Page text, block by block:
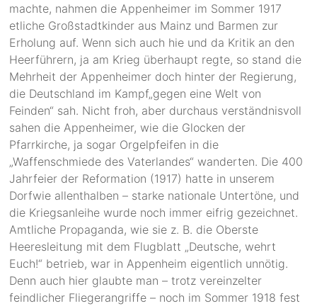
machte, nahmen die Appenheimer im Sommer 1917
etliche Großstadtkinder aus Mainz und Barmen zur
Erholung auf. Wenn sich auch hie und da Kritik an den
Heerführern, ja am Krieg überhaupt regte, so stand die
Mehrheit der Appenheimer doch hinter der Regierung,
die Deutschland im Kampf„gegen eine Welt von
Feinden“ sah. Nicht froh, aber durchaus verständnisvoll
sahen die Appenheimer, wie die Glocken der
Pfarrkirche, ja sogar Orgelpfeifen in die
„Waffenschmiede des Vaterlandes“ wanderten. Die 400
Jahrfeier der Reformation (1917) hatte in unserem
Dorfwie allenthalben – starke nationale Untertöne, und
die Kriegsanleihe wurde noch immer eifrig gezeichnet.
Amtliche Propaganda, wie sie z. B. die Oberste
Heeresleitung mit dem Flugblatt „Deutsche, wehrt
Euch!“ betrieb, war in Appenheim eigentlich unnötig.
Denn auch hier glaubte man – trotz vereinzelter
feindlicher Fliegerangriffe – noch im Sommer 1918 fest